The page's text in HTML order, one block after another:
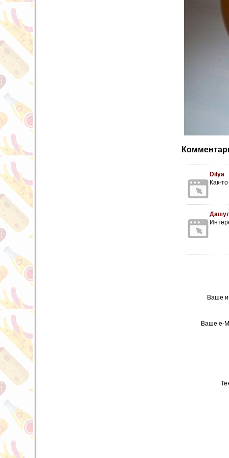
Dilya
Как-
Ваше
Ваше e-